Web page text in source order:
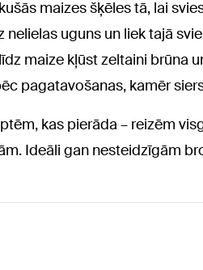
maizes šķēles tā, lai
nelielas uguns un liek tajā
maize kļūst zeltaini brūna
pagatavošanas, kamēr
kas pierāda – reizēm
Ideāli gan nesteidzīgām